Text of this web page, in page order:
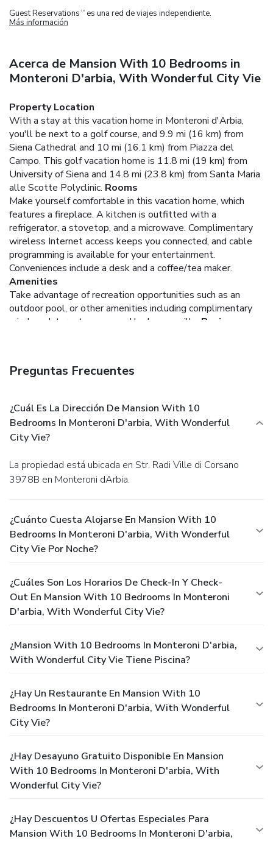
Guest Reservations TM
es una red de viajes independiente.
Más información
Acerca de Mansion With 10 Bedrooms in
Monteroni D'arbia, With Wonderful City Vie
Property Location
With a stay at this vacation home in Monteroni d'Arbia,
you'll be next to a golf course, and 9.9 mi (16 km) from
Siena Cathedral and 10 mi (16.1 km) from Piazza del
Campo. This golf vacation home is 11.8 mi (19 km) from
University of Siena and 14.8 mi (23.8 km) from Santa Maria
alle Scotte Polyclinic. Rooms
Make yourself comfortable in this vacation home, which
features a fireplace. A kitchen is outfitted with a
refrigerator, a stovetop, and a microwave. Complimentary
wireless Internet access keeps you connected, and cable
programming is available for your entertainment.
Conveniences include a desk and a coffee/tea maker.
Amenities
Take advantage of recreation opportunities such as an
outdoor pool, or other amenities including complimentary
wireless Internet access and barbecue grills.
Business,
Preguntas Frecuentes
¿Cuál Es La Dirección De Mansion With 10
Bedrooms In Monteroni D'arbia, With Wonderful
City Vie?
La propiedad está ubicada en Str. Radi Ville di Corsano
3978B en Monteroni dArbia.
¿Cuánto Cuesta Alojarse En Mansion With 10
Bedrooms In Monteroni D'arbia, With Wonderful
City Vie Por Noche?
¿Cuáles Son Los Horarios De Check-In Y Check-
Out En Mansion With 10 Bedrooms In Monteroni
D'arbia, With Wonderful City Vie?
¿Mansion With 10 Bedrooms In Monteroni D'arbia,
With Wonderful City Vie Tiene Piscina?
¿Hay Un Restaurante En Mansion With 10
Bedrooms In Monteroni D'arbia, With Wonderful
City Vie?
¿Hay Desayuno Gratuito Disponible En Mansion
With 10 Bedrooms In Monteroni D'arbia, With
Wonderful City Vie?
¿Hay Descuentos U Ofertas Especiales Para
Mansion With 10 Bedrooms In Monteroni D'arbia,